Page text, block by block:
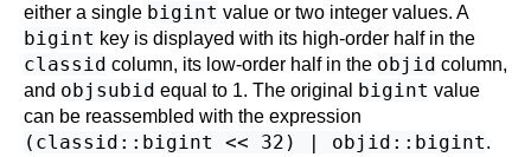
either a single bigint value or two integer values. A
bigint key is displayed with its high-order half in the
classid column, its low-order half in the objid column,
and objsubid equal to 1. The original bigint value
can be reassembled with the expression
(classid::bigint << 32) | objid::bigint.